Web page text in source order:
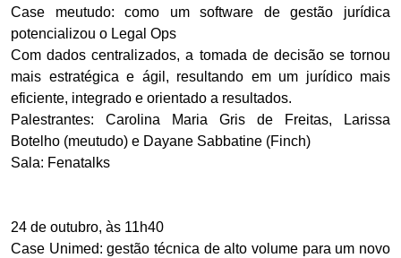
Case meutudo: como um software de gestão jurídica
potencializou o Legal Ops
Com dados centralizados, a tomada de decisão se tornou
mais estratégica e ágil, resultando em um jurídico mais
eficiente, integrado e orientado a resultados.
Palestrantes: Carolina Maria Gris de Freitas, Larissa
Botelho (meutudo) e Dayane Sabbatine (Finch)
Sala: Fenatalks
24 de outubro, às 11h40
Case Unimed: gestão técnica de alto volume para um novo